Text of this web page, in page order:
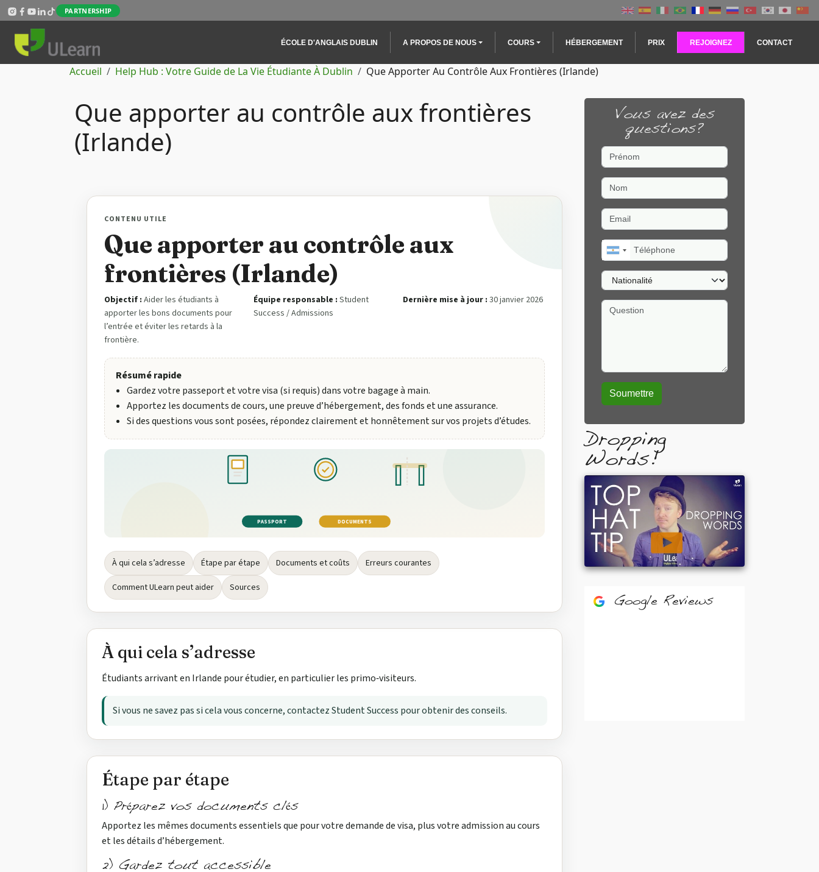
Aller au contenu principal
PARTNERSHIP
Main navigation
ÉCOLE D'ANGLAIS DUBLIN A PROPOS DE NOUS COURS HÉBERGEMENT PRIX REJOIGNEZ CONTACT
Fil d'Ariane
Accueil Help Hub : Votre Guide de La Vie Étudiante À Dublin Que Apporter Au Contrôle Aux Frontières (Irlande)
Que apporter au contrôle aux frontières
(Irlande)
CONTENU UTILE
Que apporter au contrôle aux
frontières (Irlande)
Objectif : Aider les étudiants à
apporter les bons documents pour
l’entrée et éviter les retards à la
frontière.
Équipe responsable : Student
Success / Admissions
Dernière mise à jour : 30 janvier 2026
Résumé rapide
Gardez votre passeport et votre visa (si requis) dans votre bagage à main.
Apportez les documents de cours, une preuve d’hébergement, des fonds et une assurance.
Si des questions vous sont posées, répondez clairement et honnêtement sur vos projets d’études.
PASSPORT DOCUMENTS
À qui cela s’adresse Étape par étape Documents et coûts
Erreurs courantes
Comment ULearn peut aider
Sources
À qui cela s’adresse
Étudiants arrivant en Irlande pour étudier, en particulier les primo‑visiteurs.
Si vous ne savez pas si cela vous concerne, contactez Student Success pour obtenir des conseils.
Étape par étape
1) Préparez vos documents clés
Apportez les mêmes documents essentiels que pour votre demande de visa, plus votre admission au cours
et les détails d’hébergement.
2) Gardez tout accessible
Vous avez des
questions?
Prénom
Nom
Email
Téléphone
Nationalité
Question
Dropping
Words!
Google Reviews